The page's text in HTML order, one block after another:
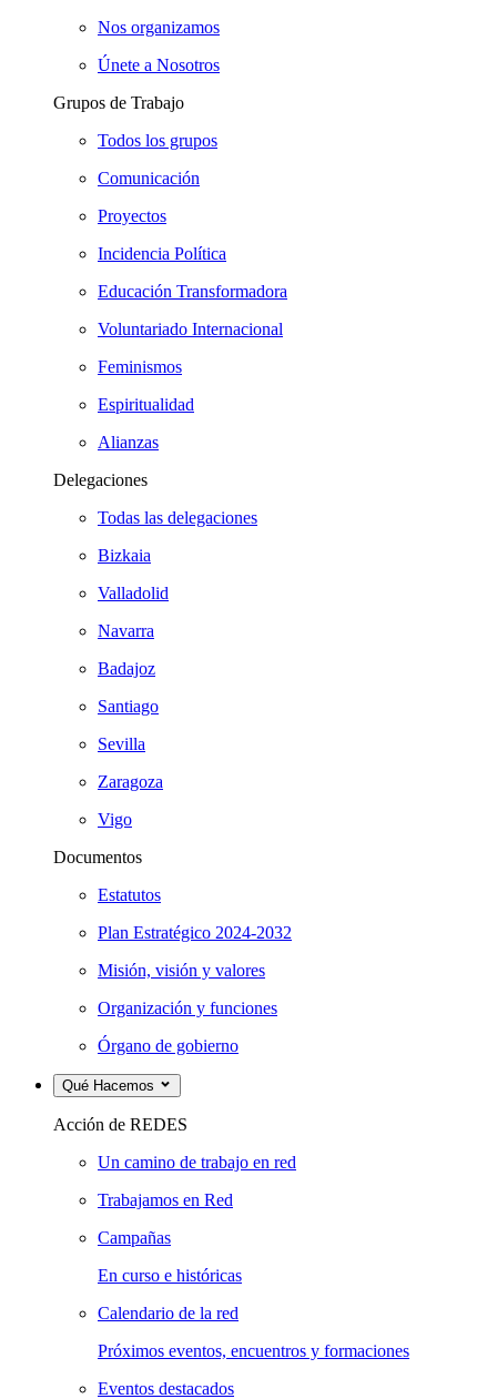
Nos organizamos
Únete a Nosotros
Grupos de Trabajo
Todos los grupos
Comunicación
Proyectos
Incidencia Política
Educación Transformadora
Voluntariado Internacional
Feminismos
Espiritualidad
Alianzas
Delegaciones
Todas las delegaciones
Bizkaia
Valladolid
Navarra
Badajoz
Santiago
Sevilla
Zaragoza
Vigo
Documentos
Estatutos
Plan Estratégico 2024-2032
Misión, visión y valores
Organización y funciones
Órgano de gobierno
Qué Hacemos
Acción de REDES
Un camino de trabajo en red
Trabajamos en Red
Campañas
En curso e históricas
Calendario de la red
Próximos eventos, encuentros y formaciones
Eventos destacados